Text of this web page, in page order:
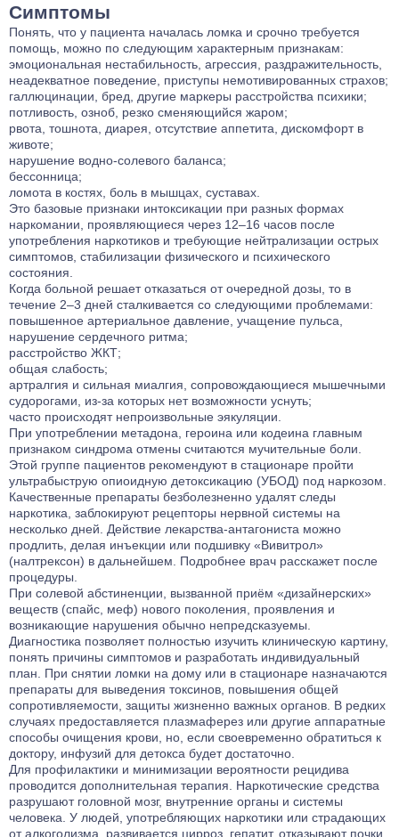
Симптомы
Понять, что у пациента началась ломка и срочно требуется
помощь, можно по следующим характерным признакам:
эмоциональная нестабильность, агрессия, раздражительность,
неадекватное поведение, приступы немотивированных страхов;
галлюцинации, бред, другие маркеры расстройства психики;
потливость, озноб, резко сменяющийся жаром;
рвота, тошнота, диарея, отсутствие аппетита, дискомфорт в
животе;
нарушение водно-солевого баланса;
бессонница;
ломота в костях, боль в мышцах, суставах.
Это базовые признаки интоксикации при разных формах
наркомании, проявляющиеся через 12–16 часов после
употребления наркотиков и требующие нейтрализации острых
симптомов, стабилизации физического и психического
состояния.
Когда больной решает отказаться от очередной дозы, то в
течение 2–3 дней сталкивается со следующими проблемами:
повышенное артериальное давление, учащение пульса,
нарушение сердечного ритма;
расстройство ЖКТ;
общая слабость;
артралгия и сильная миалгия, сопровождающиеся мышечными
судорогами, из-за которых нет возможности уснуть;
часто происходят непроизвольные эякуляции.
При употреблении метадона, героина или кодеина главным
признаком синдрома отмены считаются мучительные боли.
Этой группе пациентов рекомендуют в стационаре пройти
ультрабыструю опиоидную детоксикацию (УБОД) под наркозом.
Качественные препараты безболезненно удалят следы
наркотика, заблокируют рецепторы нервной системы на
несколько дней. Действие лекарства-антагониста можно
продлить, делая инъекции или подшивку «Вивитрол»
(налтрексон) в дальнейшем. Подробнее врач расскажет после
процедуры.
При солевой абстиненции, вызванной приём «дизайнерских»
веществ (спайс, меф) нового поколения, проявления и
возникающие нарушения обычно непредсказуемы.
Диагностика позволяет полностью изучить клиническую картину,
понять причины симптомов и разработать индивидуальный
план. При снятии ломки на дому или в стационаре назначаются
препараты для выведения токсинов, повышения общей
сопротивляемости, защиты жизненно важных органов. В редких
случаях предоставляется плазмаферез или другие аппаратные
способы очищения крови, но, если своевременно обратиться к
доктору, инфузий для детокса будет достаточно.
Для профилактики и минимизации вероятности рецидива
проводится дополнительная терапия. Наркотические средства
разрушают головной мозг, внутренние органы и системы
человека. У людей, употребляющих наркотики или страдающих
от алкоголизма, развивается цирроз, гепатит, отказывают почки,